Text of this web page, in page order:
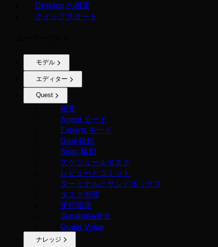
Desktop の概要
クイックスタート
モデル
エディター
Quest
概要
Agent モード
Experts モード
Goal 駆動
Spec 駆動
スケジュールタスク
レビューとコミット
ターミナルとサンドボックス
タスク管理
実行環境
Supabase統合
Qoder Voice
ナレッジ